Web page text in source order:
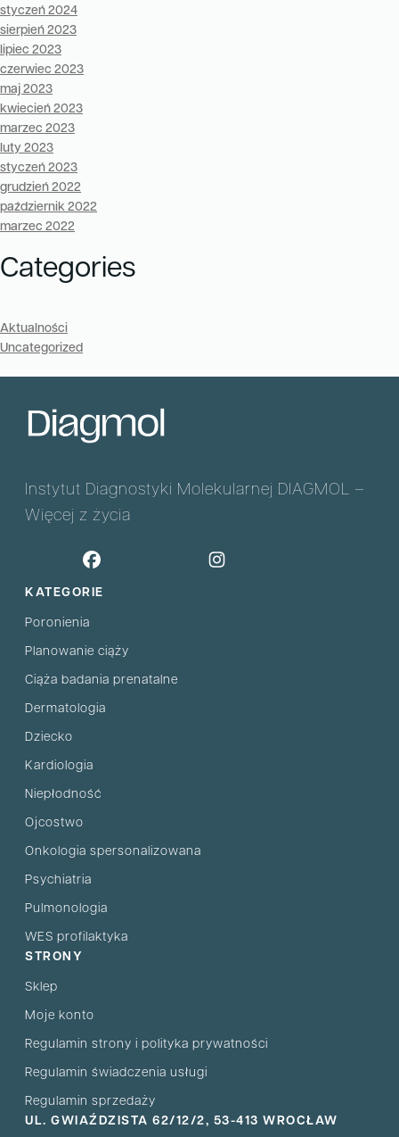
styczeń 2024
sierpień 2023
lipiec 2023
czerwiec 2023
maj 2023
kwiecień 2023
marzec 2023
luty 2023
styczeń 2023
grudzień 2022
październik 2022
marzec 2022
Categories
Aktualności
Uncategorized
Instytut Diagnostyki Molekularnej DIAGMOL –
Więcej z życia
KATEGORIE
Poronienia
Planowanie ciąży
Ciąża badania prenatalne
Dermatologia
Dziecko
Kardiologia
Niepłodność
Ojcostwo
Onkologia spersonalizowana
Psychiatria
Pulmonologia
WES profilaktyka
STRONY
Sklep
Moje konto
Regulamin strony i polityka prywatności
Regulamin świadczenia usługi
Regulamin sprzedaży
UL. GWIAŹDZISTA 62/12/2, 53-413 WROCŁAW